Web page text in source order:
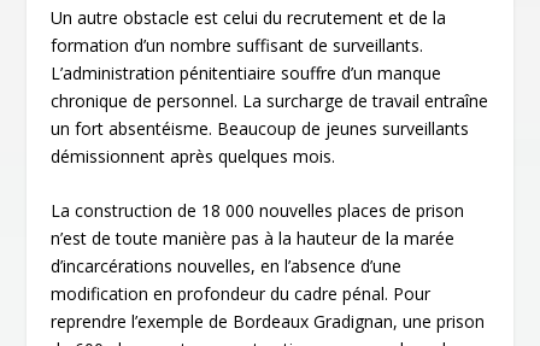
Un autre obstacle est celui du recrutement et de la
formation d’un nombre suffisant de surveillants.
L’administration pénitentiaire souffre d’un manque
chronique de personnel. La surcharge de travail entraîne
un fort absentéisme. Beaucoup de jeunes surveillants
démissionnent après quelques mois.
La construction de 18 000 nouvelles places de prison
n’est de toute manière pas à la hauteur de la marée
d’incarcérations nouvelles, en l’absence d’une
modification en profondeur du cadre pénal. Pour
reprendre l’exemple de Bordeaux Gradignan, une prison